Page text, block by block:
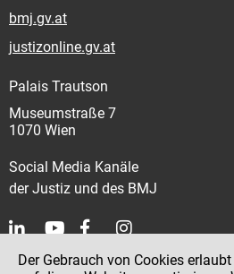
bmj.gv.at
justizonline.gv.at
Palais Trautson
Museumstraße 7
1070 Wien
Social Media Kanäle
der Justiz und des BMJ
Kontakt
Der Gebrauch von Cookies